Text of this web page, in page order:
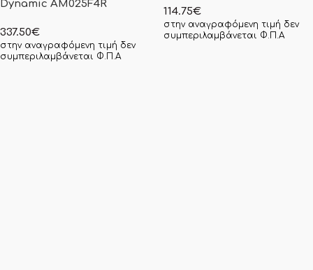
Dynamic AM025F4R
337.50€
στην αναγραφόμενη τιμή δεν
συμπεριλαμβάνεται Φ.Π.Α
114.75€
στην αναγραφόμενη τιμή δεν
συμπεριλαμβάνεται Φ.Π.Α